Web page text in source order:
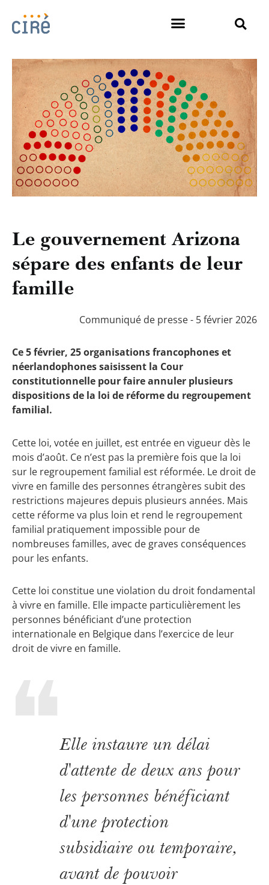
Le gouvernement Arizona
sépare des enfants de leur
famille
Communiqué de presse - 5 février 2026
Ce 5 février, 25 organisations francophones et
néerlandophones saisissent la Cour
constitutionnelle pour faire annuler plusieurs
dispositions de la loi de réforme du regroupement
familial.
Cette loi, votée en juillet, est entrée en vigueur dès le
mois d’août. Ce n’est pas la première fois que la loi
sur le regroupement familial est réformée. Le droit de
vivre en famille des personnes étrangères subit des
restrictions majeures depuis plusieurs années. Mais
cette réforme va plus loin et rend le regroupement
familial pratiquement impossible pour de
nombreuses familles, avec de graves conséquences
pour les enfants.
Cette loi constitue une violation du droit fondamental
à vivre en famille. Elle impacte particulièrement les
personnes bénéficiant d’une protection
internationale en Belgique dans l’exercice de leur
droit de vivre en famille.
Elle instaure un délai
d'attente de deux ans pour
les personnes bénéficiant
d'une protection
subsidiaire ou temporaire,
avant de pouvoir